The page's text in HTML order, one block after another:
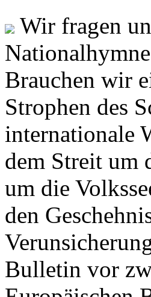
Wir fragen
Brauchen wir
Strophen des
internationale
dem Streit um
um die
den
Bulletin vor